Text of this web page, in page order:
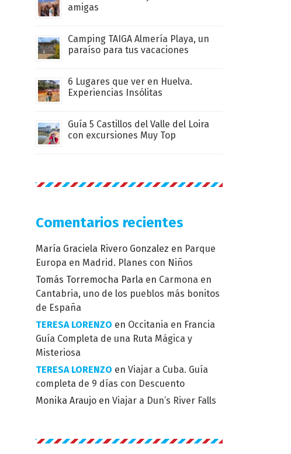
amigas
Camping TAIGA Almería Playa, un
paraíso para tus vacaciones
6 Lugares que ver en Huelva.
Experiencias Insólitas
Guía 5 Castillos del Valle del Loira
con excursiones Muy Top
Comentarios recientes
María Graciela Rivero Gonzalez en Parque
Europa en Madrid. Planes con Niños
Tomás Torremocha Parla en Carmona en
Cantabria, uno de los pueblos más bonitos
de España
TERESA LORENZO en Occitania en Francia
Guía Completa de una Ruta Mágica y
Misteriosa
TERESA LORENZO en Viajar a Cuba. Guía
completa de 9 días con Descuento
Monika Araujo en Viajar a Dun’s River Falls